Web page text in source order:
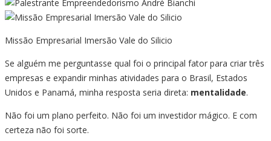
Missão Empresarial Imersão Vale do Silicio
Se alguém me perguntasse qual foi o principal fator para criar três
empresas e expandir minhas atividades para o Brasil, Estados
Unidos e Panamá, minha resposta seria direta: mentalidade.
Não foi um plano perfeito. Não foi um investidor mágico. E com
certeza não foi sorte.